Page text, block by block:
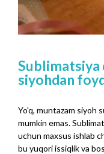
Sublimatsiya
siyohdan
Yo'q, muntazam siyoh
mumkin emas.
uchun maxsus ishlab
bu yuqori issiqlik va